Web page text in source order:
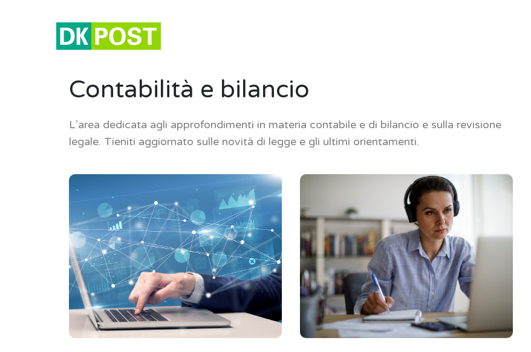
Contabilità e bilancio
L’area dedicata agli approfondimenti in materia contabile e di bilancio e sulla revisione
legale. Tieniti aggiornato sulle novità di legge e gli ultimi orientamenti.